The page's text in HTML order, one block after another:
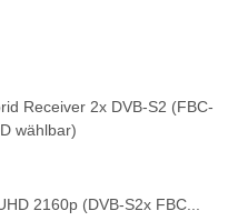
Receiver 2x DVB-S2 (FBC-
wählbar)